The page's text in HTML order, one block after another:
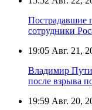
Пострадавшие
сотрудники
19:05 Авг. 21,
Владимир
после взрыва
19:59 Авг. 20,